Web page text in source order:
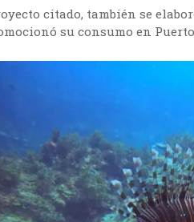
citado, también se
su consumo en